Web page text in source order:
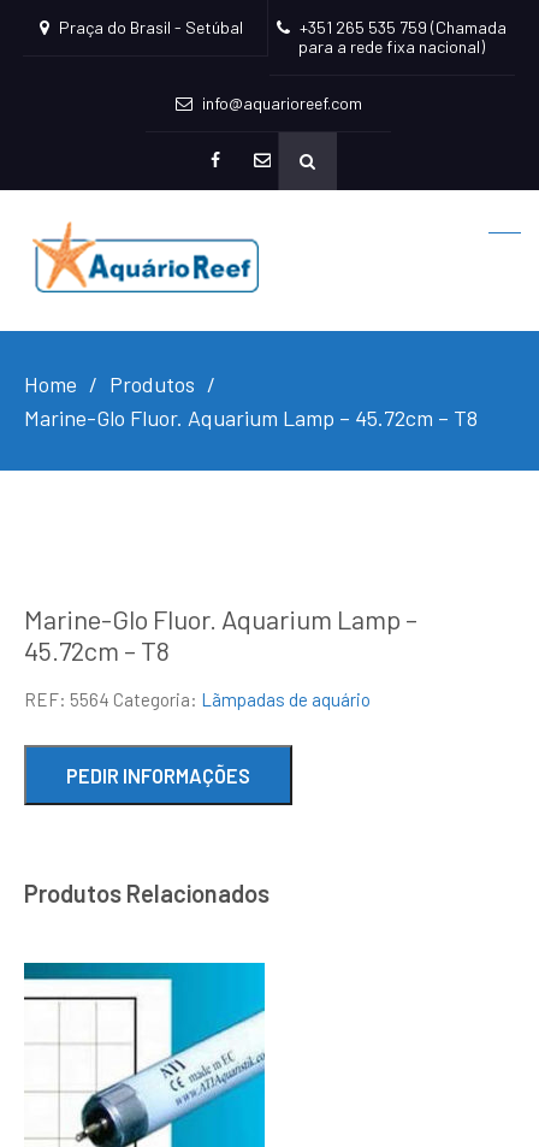
Praça do Brasil - Setúbal
+351 265 535 759 (Chamada
para a rede fixa nacional)
info@aquarioreef.com
mailto
Home
Produtos
Marine-Glo Fluor. Aquarium Lamp – 45.72cm – T8
Marine-Glo Fluor. Aquarium Lamp –
45.72cm – T8
REF: 5564 Categoria: Lãmpadas de aquário
Produtos Relacionados